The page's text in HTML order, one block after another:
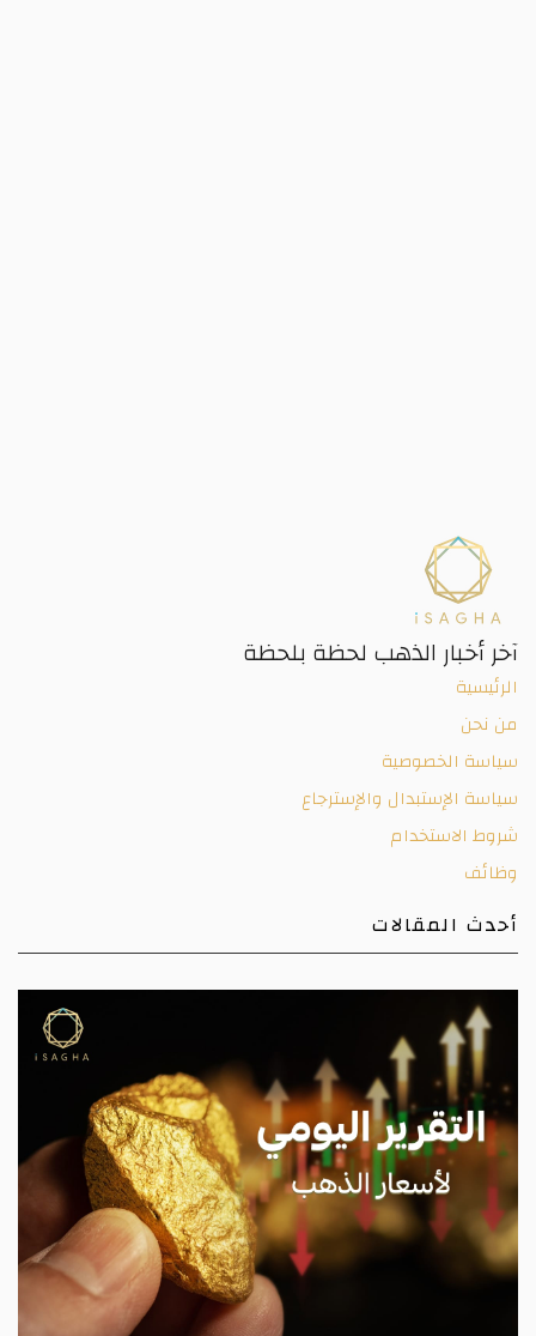
آخر أخبار الذهب لحظة بلحظة
الرئيسية
من نحن
سياسة الخصوصية
سياسة الإستبدال والإسترجاع
شروط الاستخدام
وظائف
أحدث المقالات